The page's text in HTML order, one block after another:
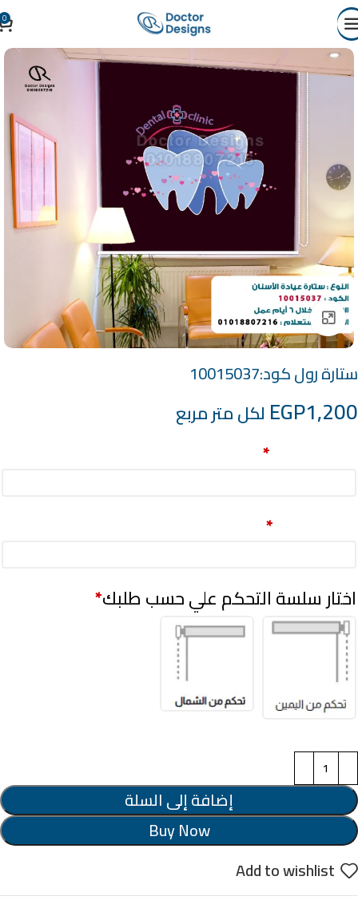
0
Click to enlarge
ستارة رول كود:10015037
EGP1,200 لكل متر مربع
*
*
اختار سلسة التحكم علي حسب طلبك*
إضافة إلى السلة
Buy Now
Add to wishlist